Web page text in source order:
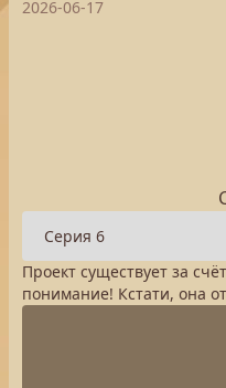
2026-06-17
Проект существует за
понимание! Кстати, она